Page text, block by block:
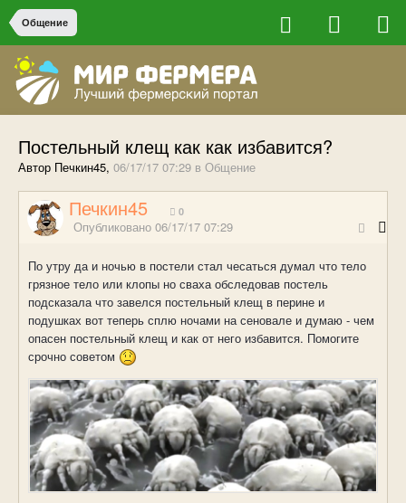
Общение
Постельный клещ как как избавится?
Автор Печкин45, 06/17/17 07:29 в Общение
Печкин45 0
Опубликовано 06/17/17 07:29
По утру да и ночью в постели стал чесаться думал что тело
грязное тело или клопы но сваха обследовав постель
подсказала что завелся постельный клещ в перине и
подушках вот теперь сплю ночами на сеновале и думаю - чем
опасен постельный клещ и как от него избавится. Помогите
срочно советом